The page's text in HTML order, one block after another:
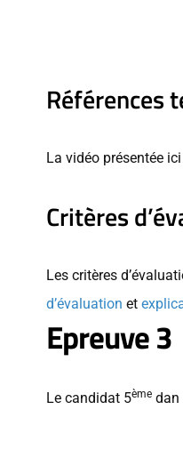
Références
La vidéo présentée
Critères
Les critères
d’évaluation et
Epreuve 3
Le candidat 5ème dan